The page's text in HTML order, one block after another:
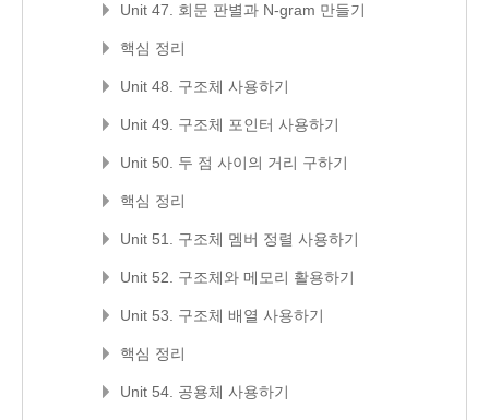
Unit 47. 회문 판별과 N-gram 만들기
핵심 정리
Unit 48. 구조체 사용하기
Unit 49. 구조체 포인터 사용하기
Unit 50. 두 점 사이의 거리 구하기
핵심 정리
Unit 51. 구조체 멤버 정렬 사용하기
Unit 52. 구조체와 메모리 활용하기
Unit 53. 구조체 배열 사용하기
핵심 정리
Unit 54. 공용체 사용하기